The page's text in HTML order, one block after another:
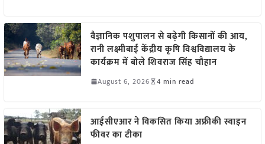
वैज्ञानिक पशुपालन से बढ़ेगी किसानों की आय,
रानी लक्ष्मीबाई केंद्रीय कृषि विश्वविद्यालय के
कार्यक्रम में बोले शिवराज सिंह चौहान
August 6, 2026 4 min read
आईसीएआर ने विकसित किया अफ्रीकी स्वाइन
फीवर का टीका